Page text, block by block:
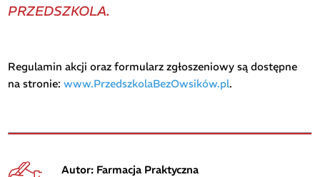
PRZEDSZKOLA.
Regulamin akcji oraz formularz zgłoszeniowy są dostępne
na stronie:www.PrzedszkolaBezOwsików.pl.
Autor: Farmacja Praktyczna